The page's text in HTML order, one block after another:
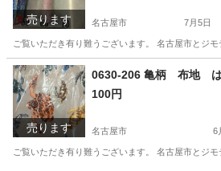
売ります 名古屋市 7月5日
ご覧いただき有り難うございます。 名古屋市と
愛知 名古屋市 リユース
売ります
0630-206 亀柄 布地
100円
名古屋市 6
ご覧いただき有り難うございます。 名古屋市と